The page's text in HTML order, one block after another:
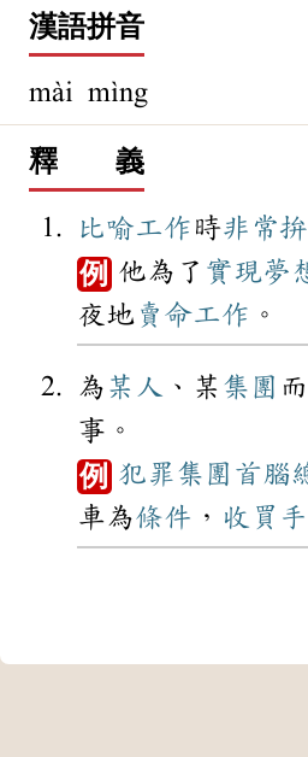
漢語拼音
mài mìng
釋 義
比喻工作 時非常
例 他為了 實現夢
夜地 賣命工作 。
為 某人 、某 集團
事。
例 犯罪集團 首腦
車為條件 ， 收買